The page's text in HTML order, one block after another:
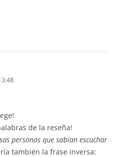
de la reseña!
personas que sabían escuchar
también la frase inversa: